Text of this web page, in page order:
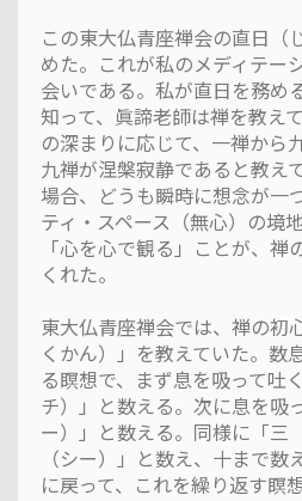
この東大仏青座禅会の直日（
めた。これが私のメディテー
会いである。私が直日を務め
知って、眞諦老師は禅を教え
の深まりに応じて、一禅から
九禅が涅槃寂静であると教え
場合、どうも瞬時に想念が一
ティ・スペース（無心）の境
「心を心で観る」ことが、禅
くれた。
東大仏青座禅会では、禅の初
くかん）」を教えていた。数
る瞑想で、まず息を吸って吐
チ）」と数える。次に息を吸
ー）」と数える。同様に「三
（シー）」と数え、十まで
に戻って、これを繰り返す瞑